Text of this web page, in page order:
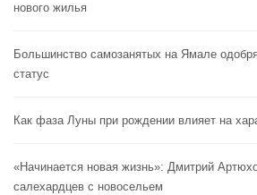
нового жилья
Большинство самозанятых на Ямале
статус
Как фаза Луны при рождении влияет на
«Начинается новая жизнь»: Дмитрий
салехардцев с новосельем